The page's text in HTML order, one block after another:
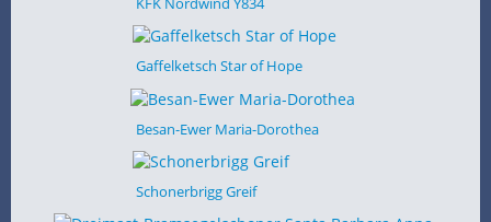
Gaffelketsch Star of Hope
Besan-Ewer Maria-Dorothea
Schonerbrigg Greif